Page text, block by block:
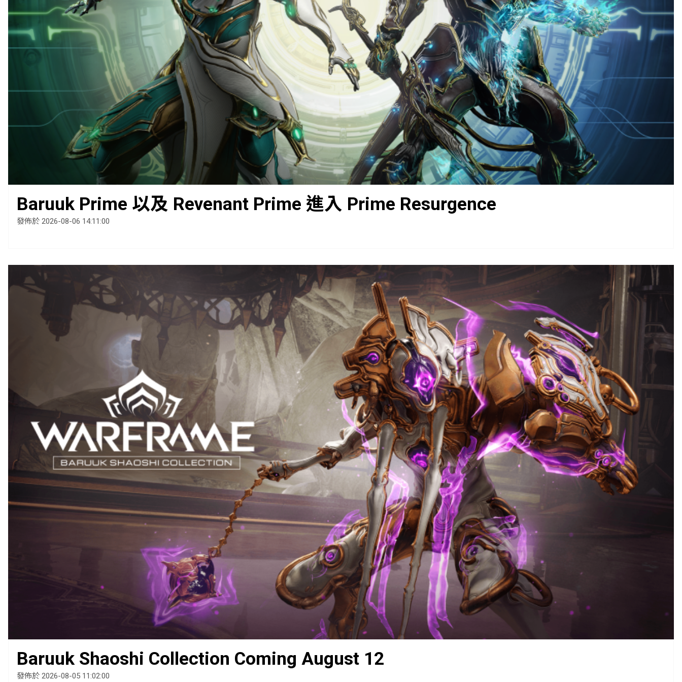
Baruuk Prime 以及 Revenant Prime 進入 Prime Resurgence
發佈於 2026-08-06 14:11:00
Baruuk Shaoshi Collection Coming August 12
發佈於 2026-08-05 11:02:00